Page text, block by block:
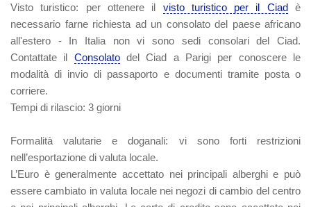
Visto turistico: per ottenere il visto turistico per il Ciadè
necessario farne richiesta ad un consolato del paese africano
all'estero - In Italia non vi sono sedi consolari del Ciad.
Contattate il Consolatodel Ciad a Parigi per conoscere le
modalità di invio di passaporto e documenti tramite posta o
corriere.
Tempi di rilascio: 3 giorni
Formalità valutarie e doganali: vi sono forti restrizioni
nell’esportazione di valuta locale.
L’Euro è generalmente accettato nei principali alberghi e può
essere cambiato in valuta locale nei negozi di cambio del centro